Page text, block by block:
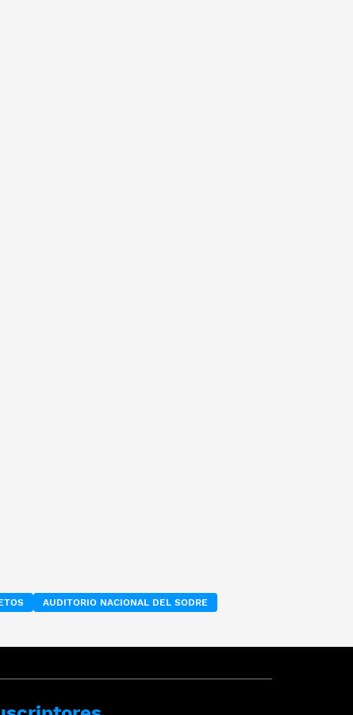
AUDITORIO NACIONAL DEL SODRE